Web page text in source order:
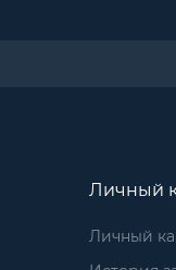
Личный
Личный